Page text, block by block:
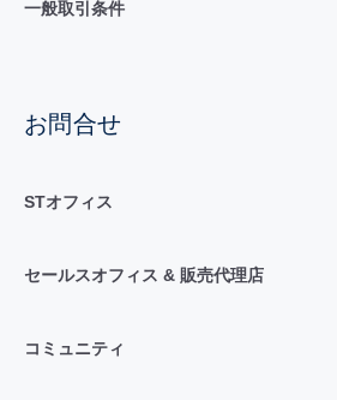
一般取引条件
お問合せ
STオフィス
セールスオフィス & 販売代理店
コミュニティ